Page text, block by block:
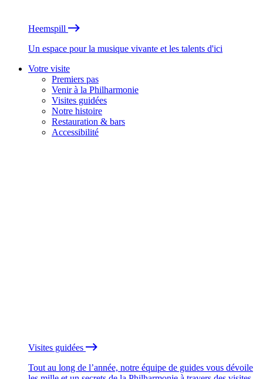
Heemspill
Un espace pour la musique vivante et les talents d'ici
Votre visite
Premiers pas
Venir à la Philharmonie
Visites guidées
Notre histoire
Restauration & bars
Accessibilité
Visites guidées
Tout au long de l’année, notre équipe de guides vous dévoile